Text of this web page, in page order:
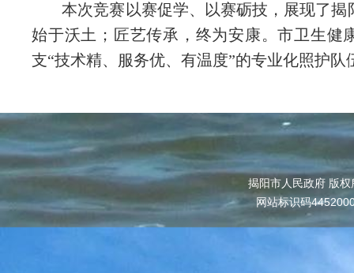
本次竞赛以赛促学、以赛砺技，展现了
始于沃土；匠艺传承，终为安康。市卫生健
支“技术精、服务优、有温度”的专业化照护
揭阳市人民政府 版
网站标识码